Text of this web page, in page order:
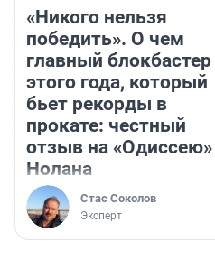
«Никого нельзя
победить». О чем
главный блокбастер
этого года, который
бьет рекорды в
прокате: честный
отзыв на «Одиссею»
Нолана
Стас Соколов
Эксперт